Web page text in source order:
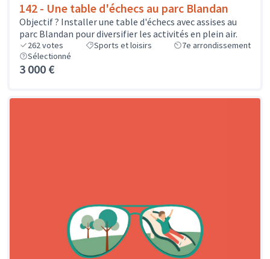
142 - Une table d'échecs au parc Blandan
Objectif ? Installer une table d'échecs avec assises au
parc Blandan pour diversifier les activités en plein air.
262votes Sports et loisirs
7e arrondissement
Sélectionné
3 000 €